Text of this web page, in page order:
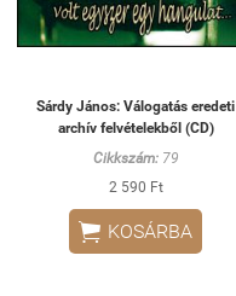
Sárdy János: Válogatás eredeti
archív felvételekből (CD)
Cikkszám:79
2 590 Ft
 KOSÁRBA